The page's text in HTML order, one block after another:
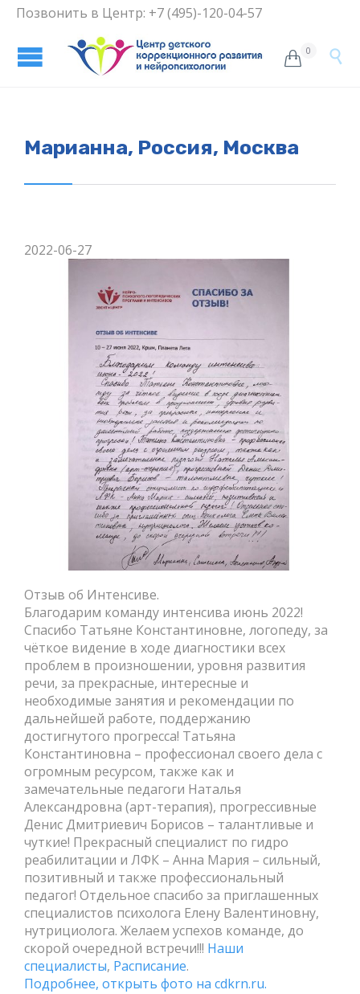
Позвонить в Центр: +7 (495)-120-04-57
 0 
Марианна, Россия, Москва
2022-06-27
Отзыв об Интенсиве.
Благодарим команду интенсива июнь 2022!
Спасибо Татьяне Константиновне, логопеду, за
чёткое видение в ходе диагностики всех
проблем в произношении, уровня развития
речи, за прекрасные, интересные и
необходимые занятия и рекомендации по
дальнейшей работе, поддержанию
достигнутого прогресса! Татьяна
Константиновна – профессионал своего дела с
огромным ресурсом, также как и
замечательные педагоги Наталья
Александровна (арт-терапия), прогрессивные
Денис Дмитриевич Борисов – талантливые и
чуткие! Прекрасный специалист по гидро
реабилитации и ЛФК – Анна Мария – сильный,
позитивный и также профессиональный
педагог! Отдельное спасибо за приглашенных
специалистов психолога Елену Валентиновну,
нутрициолога. Желаем успехов команде, до
скорой очередной встречи!!! Наши
специалисты, Расписание.
Подробнее, открыть фото на cdkrn.ru.